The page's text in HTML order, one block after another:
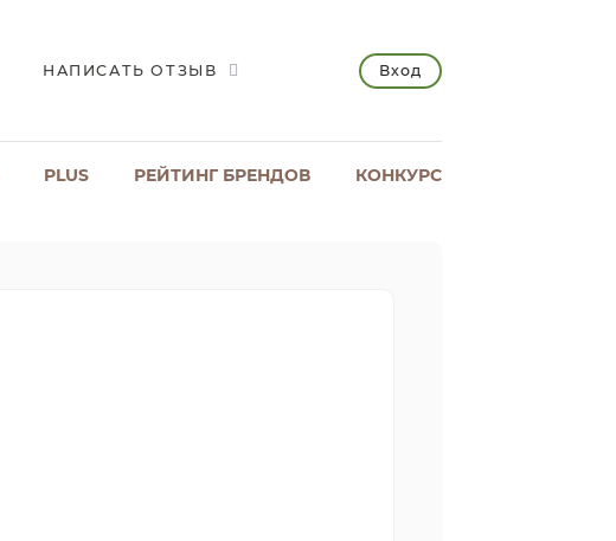
НАПИСАТЬ ОТЗЫВ Вход
PLUS РЕЙТИНГ БРЕНДОВ КОНКУРС